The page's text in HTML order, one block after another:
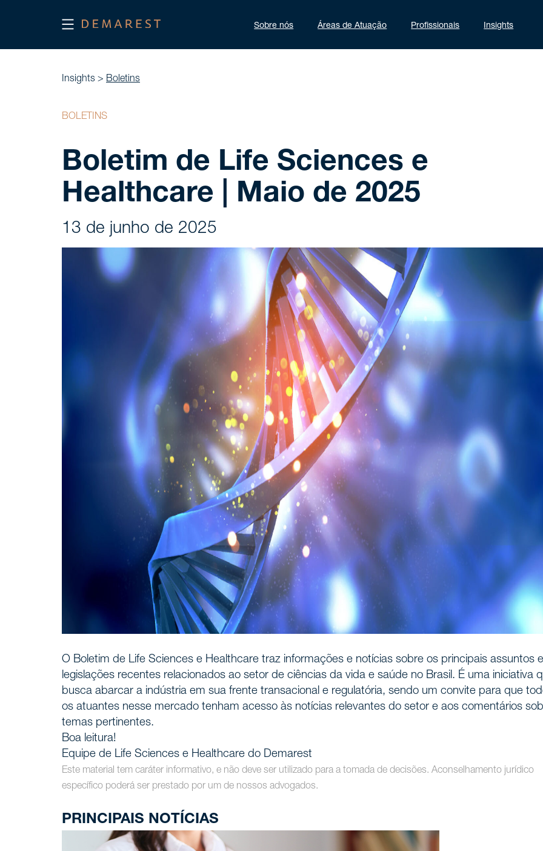
Sobre nós Áreas de Atuação Profissionais Insights
Insights > Boletins
BOLETINS
Boletim de Life Sciences e
Healthcare | Maio de 2025
13 de junho de 2025
O Boletim de Life Sciences e Healthcare traz informações e notícias sobre os principais assuntos e
legislações recentes relacionados ao setor de ciências da vida e saúde no Brasil. É uma iniciativa
busca abarcar a indústria em sua frente transacional e regulatória, sendo um convite para que
os atuantes nesse mercado tenham acesso às notícias relevantes do setor e aos comentários
temas pertinentes.
Boa leitura!
Equipe de Life Sciences e Healthcare do Demarest
Este material tem caráter informativo, e não deve ser utilizado para a tomada de decisões. Aconselhamento jurídico
específico poderá ser prestado por um de nossos advogados.
PRINCIPAIS NOTÍCIAS